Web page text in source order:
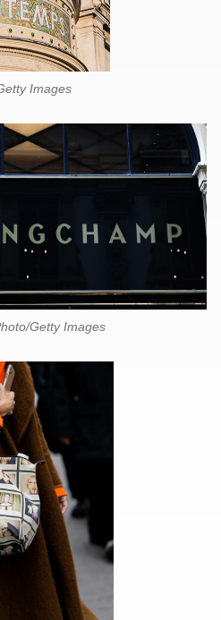
Images
Getty Images